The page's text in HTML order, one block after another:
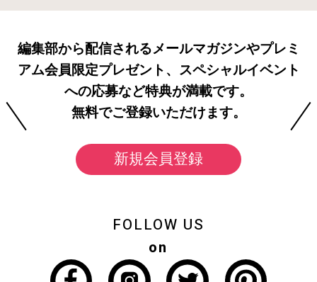
編集部から配信されるメールマガジンやプレミ
アム会員限定プレゼント、スペシャルイベント
への応募など特典が満載です。
無料でご登録いただけます。
新規会員登録
FOLLOW US
on